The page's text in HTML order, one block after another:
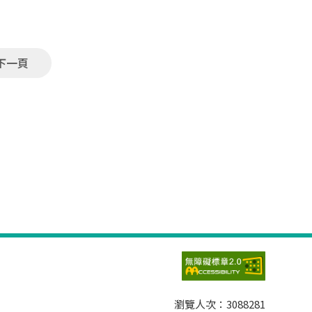
一頁
瀏覽人次： 3088281